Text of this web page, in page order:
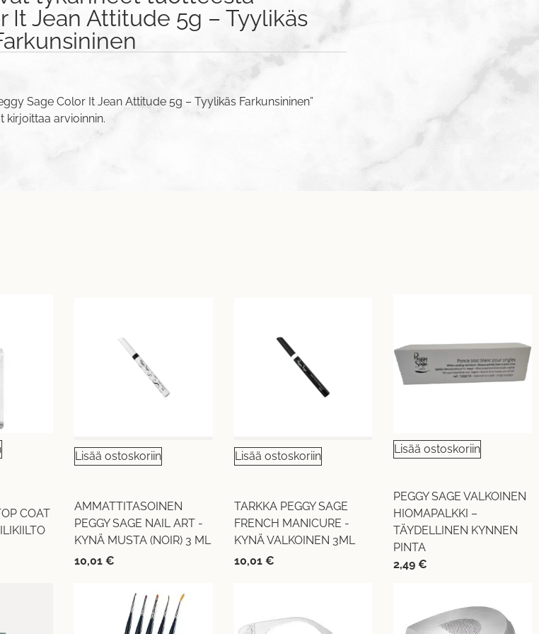
It Jean Attitude 5g – Tyylikäs
Sage Color It Jean Attitude 5g – Tyylikäs Farkunsininen”
kirjoittaa arvioinnin.
COAT
Lisää ostoskoriin
AMMATTITASOINEN
PEGGY SAGE NAIL ART -
KYNÄ MUSTA (NOIR) 3 ML
10,01 €
Lisää ostoskoriin
TARKKA PEGGY SAGE
FRENCH MANICURE -
KYNÄ VALKOINEN 3ML
10,01 €
Lisää ostoskoriin
PEGGY SAGE VALKOINEN
HIOMAPALKKI –
TÄYDELLINEN KYNNEN
PINTA
2,49€